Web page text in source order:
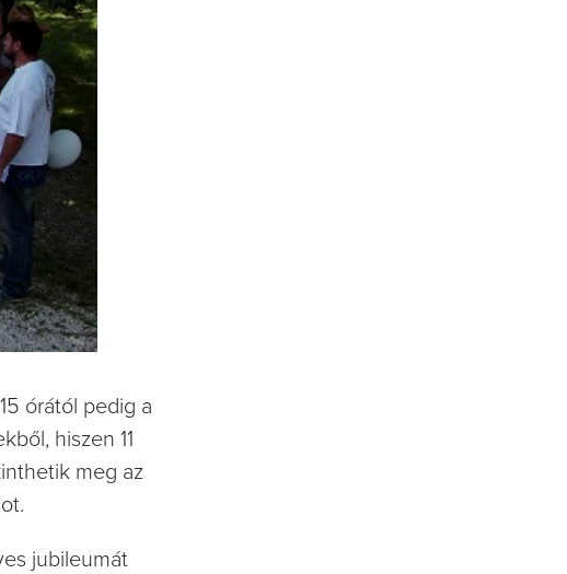
órától pedig a
hiszen 11
meg az
jubileumát